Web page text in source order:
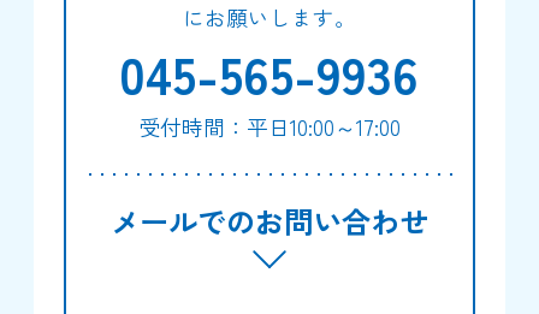
にお願いします。
045-565-9936
受付時間：平日10:00～17:00
メールでのお問い合わせ